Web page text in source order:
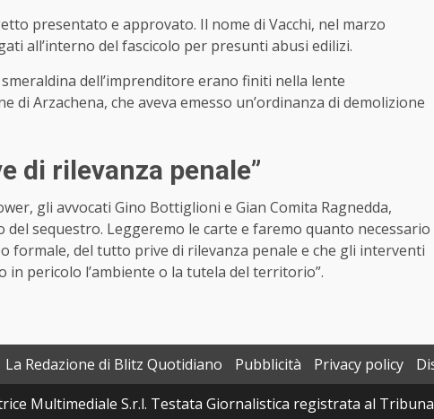
presentato e approvato. Il nome di Vacchi, nel marzo
all’interno del fascicolo per presunti abusi edilizi.
dell’imprenditore erano finiti nella lente
di Arzachena, che aveva emesso un’ordinanza di demolizione
di rilevanza penale”
gli avvocati Gino Bottiglioni e Gian Comita Ragnedda,
sequestro. Leggeremo le carte e faremo quanto necessario
formale, del tutto prive di rilevanza penale e che gli interventi
pericolo l’ambiente o la tutela del territorio”.
La Redazione di Blitz Quotidiano Pubblicità Privacy policy
Multimediale S.r.l. Testata Giornalistica registrata al